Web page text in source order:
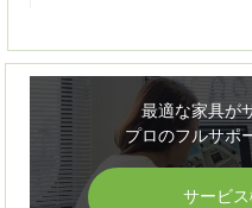
最適な家具が
プロのフルサポ
サービ